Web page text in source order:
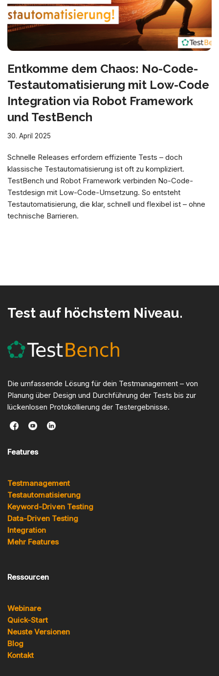
Entkomme dem Chaos: No-Code-
Testautomatisierung mit Low-Code
Integration via Robot Framework
und TestBench
30. April 2025
Schnelle Releases erfordern effiziente Tests – doch
klassische Testautomatisierung ist oft zu kompliziert.
TestBench und Robot Framework verbinden No-Code-
Testdesign mit Low-Code-Umsetzung. So entsteht
Testautomatisierung, die klar, schnell und flexibel ist – ohne
technische Barrieren.
Test auf höchstem Niveau.
Die umfassende Lösung für dein Testmanagement – von
Planung über Design und Durchführung der Tests bis zur
lückenlosen Protokollierung der Testergebnisse.
Features
Testmanagement
Testautomatisierung
Keyword-Driven Testing
Data-Driven Testing
Integration
Mehr Features
Ressourcen
Webinare
Quick-Start
Neuste Versionen
Blog
Kontakt